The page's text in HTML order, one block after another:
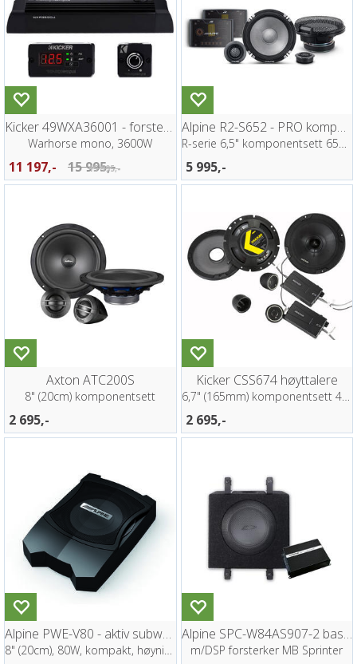
Kicker 49WXA36001 - forsterker
Warhorse mono, 3600W
11 197,- 15 995,-
15 995,-
Alpine R2-S652 - PRO komponentsett
5 995,-
Axton ATC200S
8" (20cm) komponentsett
2 695,-
Kicker CSS674 høyttalere
6,7" (165mm) komponentsett 4ohm
2 695,-
Alpine PWE-V80 - aktiv subwoofer
8" (20cm), 80W, kompakt, høynivå inn
Alpine SPC-W84AS907-2 basspakke
m/DSP forsterker MB Sprinter